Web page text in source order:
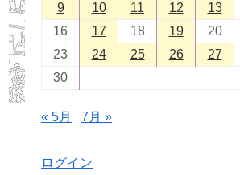
9
10 11 12 13
16
17 18 19 20
23
24 25 26 27
30
« 5月 7月 »
ログイン